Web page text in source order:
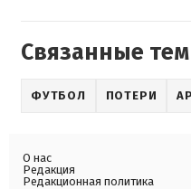
Связанные
ФУТБОЛ ПОТЕРИ
О нас
Редакция
Редакционная политика